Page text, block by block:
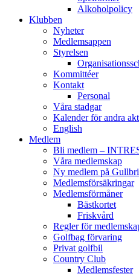
Alkoholpolicy
Klubben
Nyheter
Medlemsappen
Styrelsen
Kommittéer
Kontakt
Personal
Våra stadgar
Kalender för andra
English
Medlem
Bli medlem –
Våra medlemskap
Ny medlem på
Medlemsförsäkringar
Medlemsförmåner
Bästkortet
Friskvård
Regler för
Golfbag förvaring
Privat golfbil
Country Club
Medlemsfester